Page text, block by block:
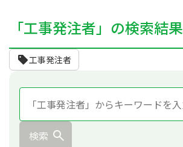
「工事発注者」の検索結果
工事発注者
検索